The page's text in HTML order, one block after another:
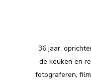
36 jaar,
de keuken en
fotograferen,